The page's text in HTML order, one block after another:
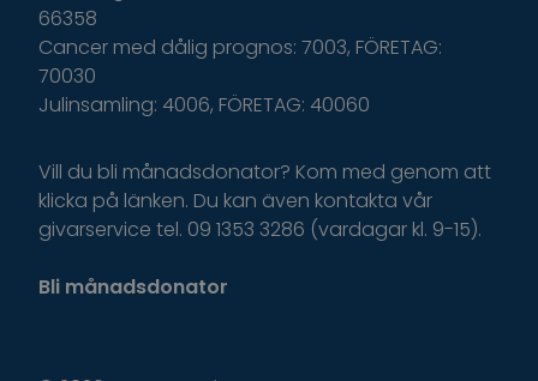
66358
Cancer med dålig prognos: 7003, FÖRETAG:
70030
Julinsamling: 4006, FÖRETAG: 40060
Vill du bli månadsdonator? Kom med genom att
klicka på länken. Du kan även kontakta vår
givarservice tel. 09 1353 3286 (vardagar kl. 9-15).
Bli månadsdonator